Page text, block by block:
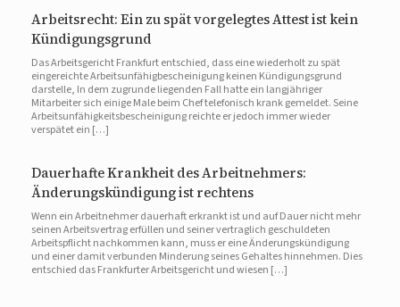
Arbeitsrecht: Ein zu spät vorgelegtes Attest ist kein
Kündigungsgrund
Das Arbeitsgericht Frankfurt entschied, dass eine wiederholt zu spät
eingereichte Arbeitsunfähigbescheinigung keinen Kündigungsgrund
darstelle, In dem zugrunde liegenden Fall hatte ein langjähriger
Mitarbeiter sich einige Male beim Chef telefonisch krank gemeldet. Seine
Arbeitsunfähigkeitsbescheinigung reichte er jedoch immer wieder
verspätet ein […]
Dauerhafte Krankheit des Arbeitnehmers:
Änderungskündigung ist rechtens
Wenn ein Arbeitnehmer dauerhaft erkrankt ist und auf Dauer nicht mehr
seinen Arbeitsvertrag erfüllen und seiner vertraglich geschuldeten
Arbeitspflicht nachkommen kann, muss er eine Änderungskündigung
und einer damit verbunden Minderung seines Gehaltes hinnehmen. Dies
entschied das Frankfurter Arbeitsgericht und wiesen […]